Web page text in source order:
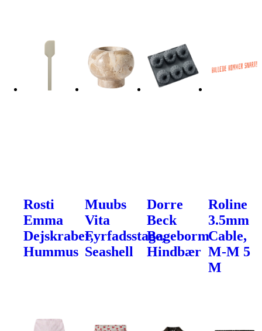
Rosti
Emma
Dejskraber,
Hummus
Muubs
Vita
Fyrfadsstage,
Seashell
Dorre
Beck
Bageborm
Hindbær
Roline
3.5mm
Cable,
M-M 5
M